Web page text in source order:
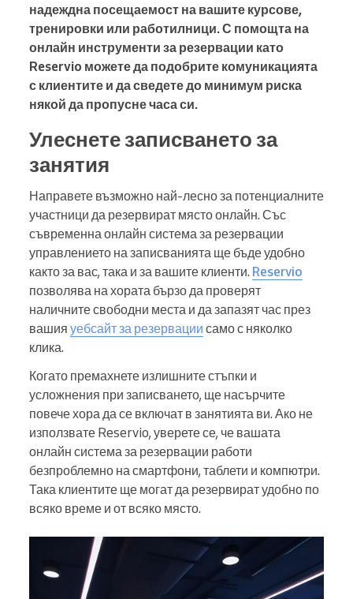
надеждна посещаемост на вашите курсове,
тренировки или работилници. С помощта на
онлайн инструменти за резервации като
Reservio можете да подобрите комуникацията
с клиентите и да сведете до минимум риска
някой да пропусне часа си.
Улеснете записването за
занятия
Направете възможно най-лесно за потенциалните
участници да резервират място онлайн. Със
съвременна онлайн система за резервации
управлението на записванията ще бъде удобно
както за вас, така и за вашите клиенти. Reservio
позволява на хората бързо да проверят
наличните свободни места и да запазят час през
вашия уебсайт за резервации само с няколко
клика.
Когато премахнете излишните стъпки и
усложнения при записването, ще насърчите
повече хора да се включат в занятията ви. Ако не
използвате Reservio, уверете се, че вашата
онлайн система за резервации работи
безпроблемно на смартфони, таблети и компютри.
Така клиентите ще могат да резервират удобно по
всяко време и от всяко място.